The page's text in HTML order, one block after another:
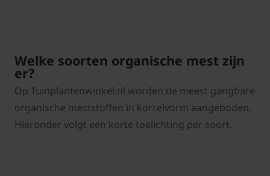
Welke soorten organische mest zijn
er?
Op Tuinplantenwinkel.nl worden de meest gangbare
organische meststoffen in korrelvorm aangeboden.
Hieronder volgt een korte toelichting per soort.